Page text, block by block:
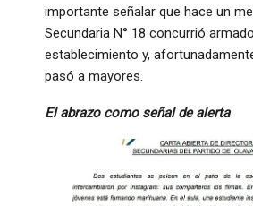
importante señalar que hace un
Secundaria N° 18 concurrió
establecimiento y,
pasó a mayores.
El abrazo como señal de alerta